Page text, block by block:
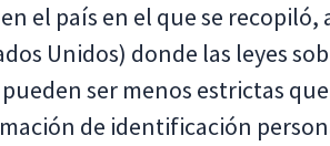
el país en el que se recopiló,
Unidos) donde las leyes
ser menos estrictas que
de identificación